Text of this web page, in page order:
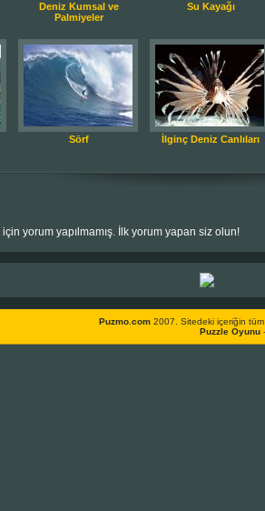
Deniz Kumsal ve
Palmiyeler
Su Kayağı
Sörf İlginç Deniz Canlıları
yorum yapılmamış. İlk yorum yapan siz olun!
Puzmo.com2007. Sitedeki içeriğin tüm
Puzzle Oyunu